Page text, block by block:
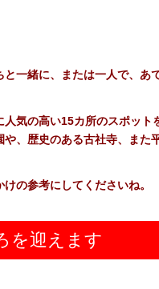
一緒に、または一人で、あ
気の高い15カ所のスポット
、歴史のある古社寺、また
の参考にしてくださいね。
を迎えます